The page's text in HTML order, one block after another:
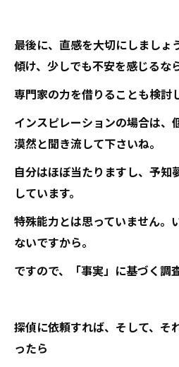
最後に、直感を大切にしましょ
傾け、少しでも不安を感じるなら
専門家の力を借りることも検討
インスピレーションの場合は、
漠然と聞き流して下さいね。
自分はほぼ当たりますし、予知
しています。
特殊能力とは思っていません。
ないですから。
ですので、「事実」に基づく調
探偵に依頼すれば、そして、そ
ったら